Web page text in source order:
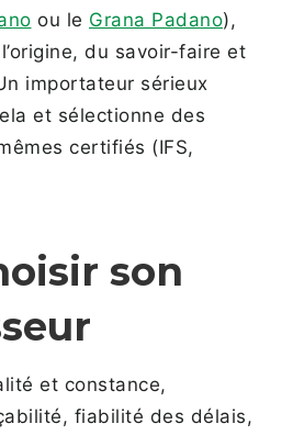
ou le Grana Padano),
l’origine, du savoir-faire et
importateur sérieux
et sélectionne des
certifiés (IFS,
son
et constance,
fiabilité des délais,